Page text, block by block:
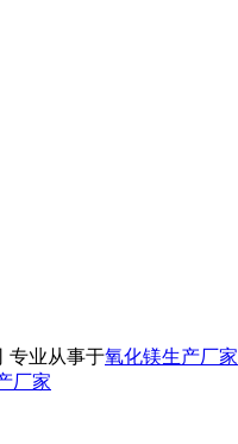
专业从事于氧化镁生产厂家
厂家